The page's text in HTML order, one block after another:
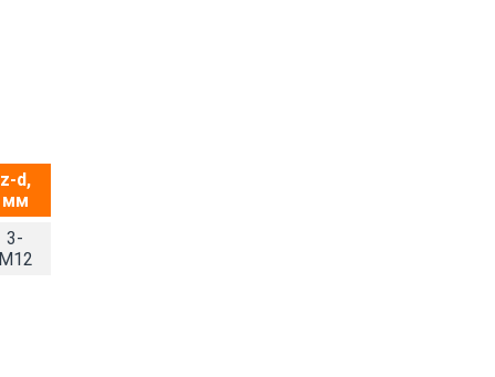
z-d,
мм
3-